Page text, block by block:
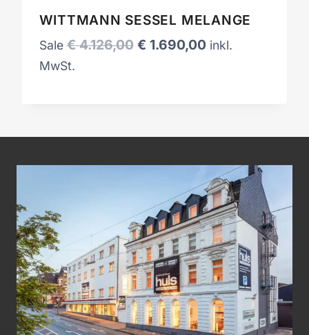
WITTMANN SESSEL MELANGE
Sale €4.126,00 Ursprünglicher
€ 1.690,00Aktueller
inkl.
MwSt.